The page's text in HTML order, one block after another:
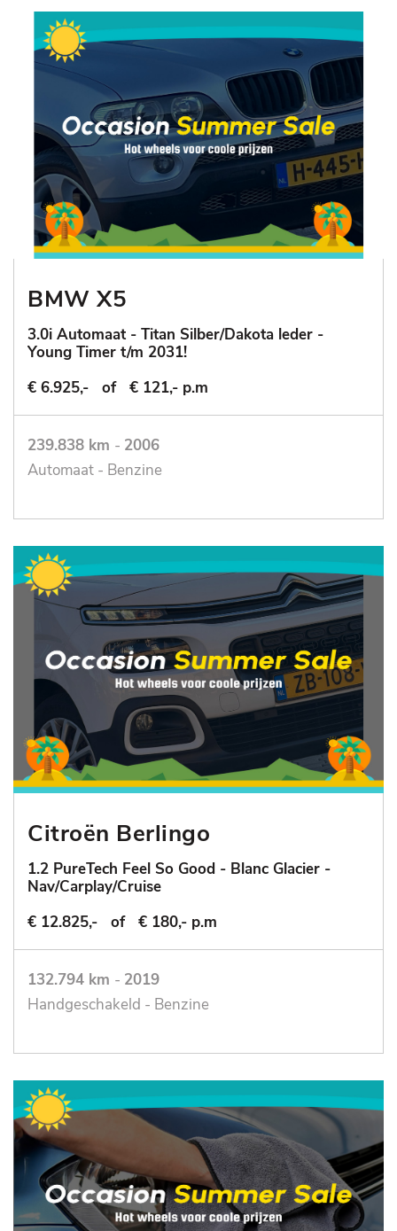
BMW X5
3.0i Automaat - Titan Silber/Dakota leder -
Young Timer t/m 2031!
€ 6.925,-
of € 121,- p.m
239.838 km - 2006
Automaat - Benzine
Citroën Berlingo
1.2 PureTech Feel So Good - Blanc Glacier -
Nav/Carplay/Cruise
€ 12.825,-
of € 180,- p.m
132.794 km - 2019
Handgeschakeld - Benzine